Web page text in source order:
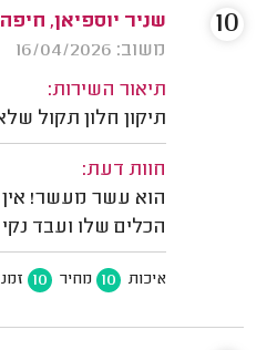
שניר יוספיאן,
משוב: 16/04/2026
תיאור השירות:
תיקון חלון תקול
חוות דעת:
הוא עשר מעשר!
הכלים שלו ועבד
איכות 10 מחיר 10
10